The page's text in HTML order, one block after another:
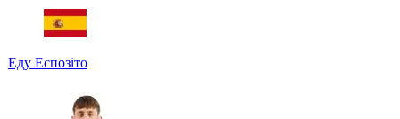
Еду Еспозіто